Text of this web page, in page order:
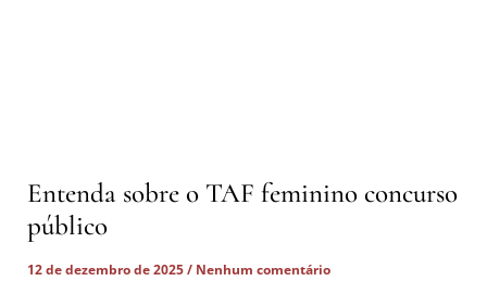
Entenda sobre o TAF feminino concurso
público
12 de dezembro de 2025
Nenhum comentário